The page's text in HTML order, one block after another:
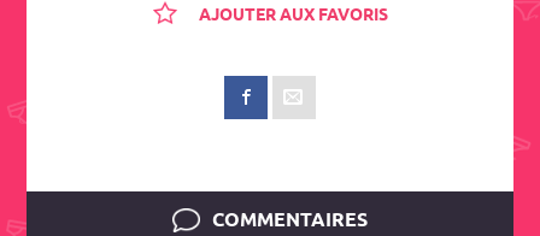
AJOUTER AUX FAVORIS
COMMENTAIRES